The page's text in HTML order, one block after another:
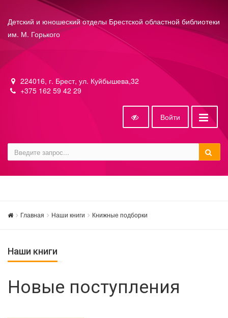
Детский и юношеский отделы Брестской областной библиотеки
им. М. Горького
224016, г. Брест, ул. Куйбышева,32
+375 162 59 42 29
Войти
Главная Наши книги Книжные подборки
Наши книги
Новые поступления